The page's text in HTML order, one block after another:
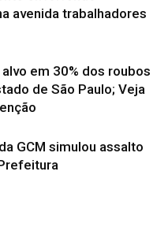
avenida trabalhadores
em 30% dos roubos
de São Paulo; Veja
GCM simulou assalto